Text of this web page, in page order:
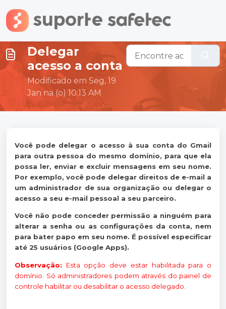
Ir para o conteúdo principal
Delegar
acesso a conta
Modificado em Seg, 19
Jan na (o) 10:13 AM
Você pode delegar o acesso à sua conta do Gmail
para outra pessoa do mesmo domínio, para que ela
possa ler, enviar e excluir mensagens em seu nome.
Por exemplo, você pode delegar direitos de e-mail a
um administrador de sua organização ou delegar o
acesso a seu e-mail pessoal a seu parceiro.
Você não pode conceder permissão a ninguém para
alterar a senha ou as configurações da conta, nem
para bater papo em seu nome. É possível especificar
até 25 usuários (Google Apps).
Observação: Esta opção deve estar habilitada para o
domínio. Só administradores podem através do painel de
controle habilitar ou desabilitar o acesso delegado.